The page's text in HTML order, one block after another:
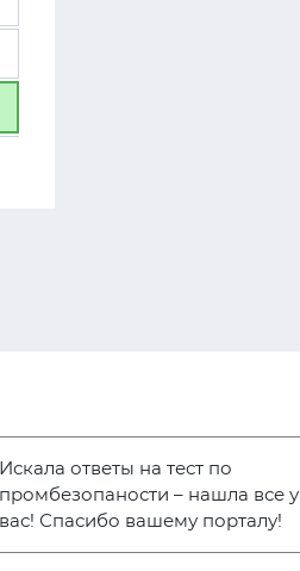
ответы на тест по
– нашла все у
Спасибо вашему порталу!